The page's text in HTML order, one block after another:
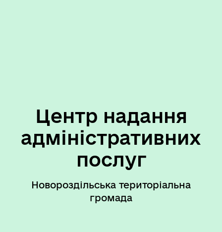
Центр надання
адміністративних
послуг
Новороздільська територіальна
громада